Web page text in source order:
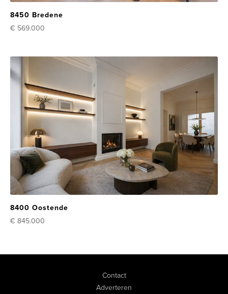
8450 Bredene
€ 569.000
8400 Oostende
€ 845.000
Contact
Adverteren